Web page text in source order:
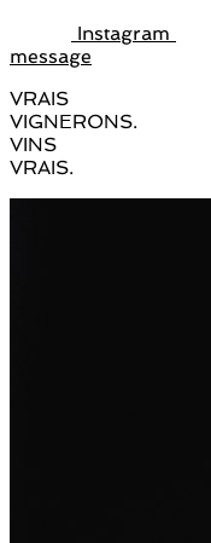
Instagram
message
VRAIS
VIGNERONS.
VINS
VRAIS.